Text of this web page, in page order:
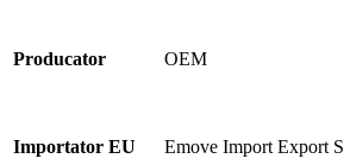
Producator OEM
Importator EU Emove Import Export